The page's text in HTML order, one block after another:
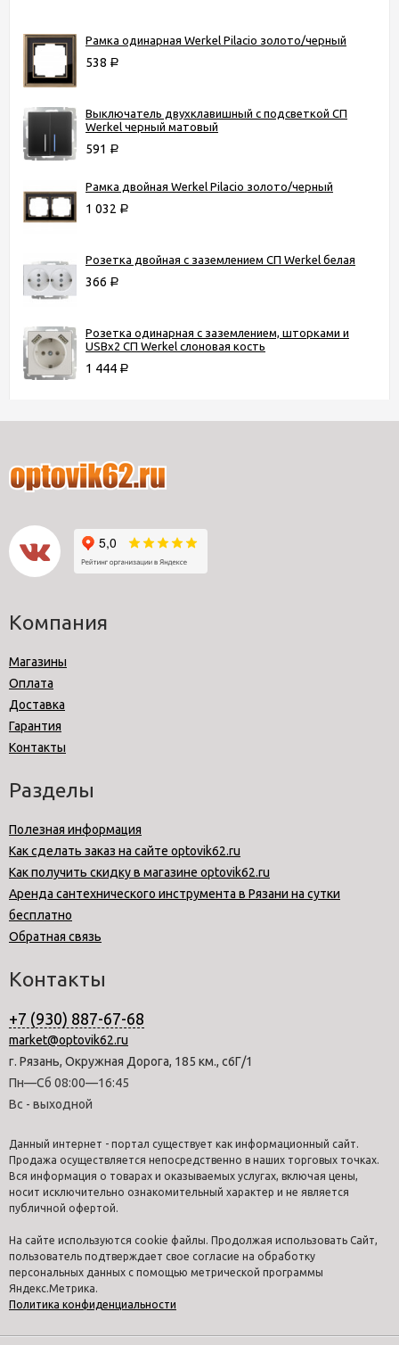
Рамка одинарная Werkel Pilacio золото/черный
538 Р
Выключатель двухклавишный с подсветкой СП
Werkel черный матовый
591 Р
Рамка двойная Werkel Pilacio золото/черный
1 032 Р
Розетка двойная с заземлением СП Werkel белая
366 Р
Розетка одинарная с заземлением, шторками и
USBх2 СП Werkel слоновая кость
1 444 Р
Компания
Магазины
Оплата
Доставка
Гарантия
Контакты
Разделы
Полезная информация
Как сделать заказ на сайте optovik62.ru
Как получить скидку в магазине optovik62.ru
Аренда сантехнического инструмента в Рязани на сутки
бесплатно
Обратная связь
Контакты
+7 (930) 887-67-68
market@optovik62.ru
г. Рязань, Окружная Дорога, 185 км., с6Г/1
Пн—Сб 08:00—16:45
Вс - выходной
Данный интернет - портал существует как информационный сайт.
Продажа осуществляется непосредственно в наших торговых точках.
Вся информация о товарах и оказываемых услугах, включая цены,
носит исключительно ознакомительный характер и не является
публичной офертой.
На сайте используются cookie файлы. Продолжая использовать Сайт,
пользователь подтверждает свое согласие на обработку
персональных данных с помощью метрической программы
Яндекс.Метрика.
Политика конфиденциальности